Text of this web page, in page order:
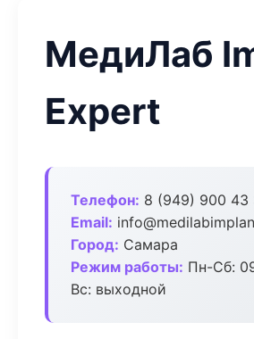
МедиЛаб
Expert
Телефон: 8 (949) 900 43
Email:
Город: Самара
Режим работы: Пн-Сб:
Вс: выходной